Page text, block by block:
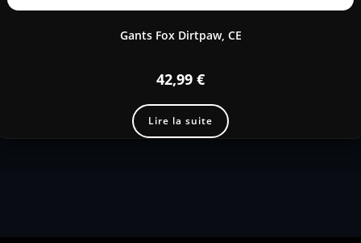
Gants Fox Dirtpaw, CE
42,99 €
Lire la suite